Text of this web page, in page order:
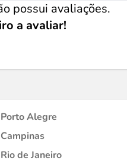
possui avaliações.
a avaliar!
Porto Alegre
Campinas
Rio de Janeiro